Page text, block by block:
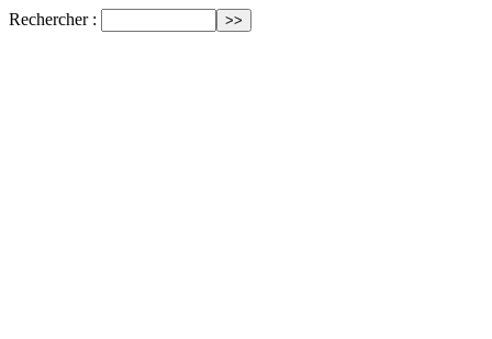
Rechercher :